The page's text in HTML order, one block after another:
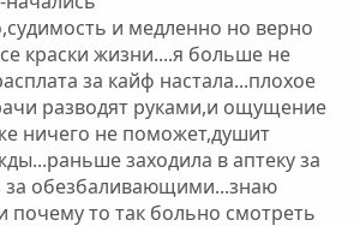
и медленно но верно
краски жизни....я больше не
за кайф настала...плохое
разводят руками,и ощущение
ничего не поможет,душит
заходила в аптеку за
за обезбаливающими...знаю
почему то так больно смотреть